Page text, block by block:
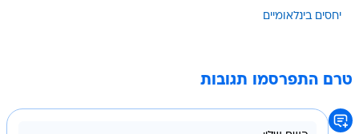
יחסים בינלאומיים
טרם התפרסמו תגובות